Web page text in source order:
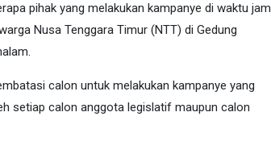
pihak yang melakukan kampanye di waktu jam
Nusa Tenggara Timur (NTT) di Gedung
calon untuk melakukan kampanye yang
setiap calon anggota legislatif maupun calon